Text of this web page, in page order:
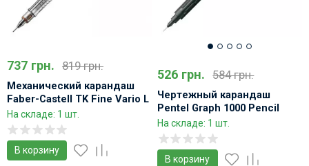
737 грн. 819 грн.
Механический карандаш
Faber-Castell TK Fine Vario L
На складе: 1 шт.
В корзину
526 грн. 584 грн.
Чертежный карандаш
Pentel Graph 1000 Pencil
PG1000 проффесиональный
На складе: 1 шт.
В корзину